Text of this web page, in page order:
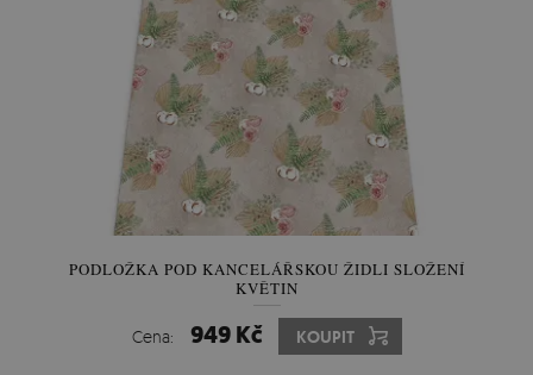
PODLOŽKA POD KANCELÁŘSKOU ŽIDLI SLOŽENÍ
KVĚTIN
Cena: 949 Kč KOUPIT